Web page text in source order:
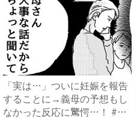
「実は…」ついに妊娠を報告
することに→義母の予想もし
なかった反応に驚愕…！ #